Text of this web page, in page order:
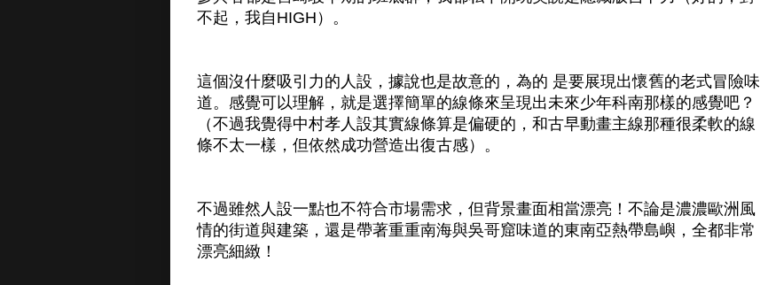
不起，我自HIGH）。
這個沒什麼吸引力的人設，據說也是故意的，為的 是要展現出懷舊的老式冒險味
道。感覺可以理解，就是選擇簡單的線條來呈現出未來少年科南那樣的感覺吧？
（不過我覺得中村孝人設其實線條算是偏硬的，和古早動畫主線那種很柔軟的線
條不太一樣，但依然成功營造出復古感）。
不過雖然人設一點也不符合市場需求，但背景畫面相當漂亮！不論是濃濃歐洲風
情的街道與建築，還是帶著重重南海與吳哥窟味道的東南亞熱帶島嶼，全都非常
漂亮細緻！